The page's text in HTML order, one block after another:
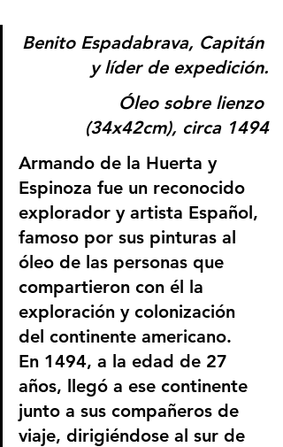
Benito Espadabrava, Capitán
y líder de expedición.
(34x42cm), circa 1494
Armando de la Huerta y
Espinoza fue un reconocido
explorador y artista Español,
famoso por sus pinturas al
óleo de las personas que
compartieron con él la
exploración y colonización
del continente americano.
En 1494, a la edad de 27
años, llegó a ese continente
junto a sus compañeros de
viaje, dirigiéndose al sur de